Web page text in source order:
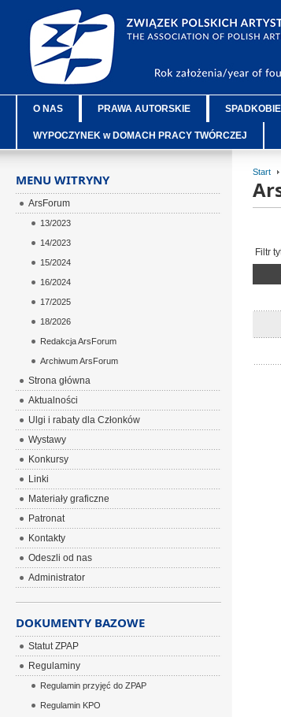
O NAS PRAWA AUTORSKIE
WYPOCZYNEK w DOMACH PRACY TWÓRCZEJ
Start
Filtr
MENU WITRYNY
ArsForum
13/2023
14/2023
15/2024
16/2024
17/2025
18/2026
Redakcja ArsForum
Archiwum ArsForum
Strona główna
Aktualności
Ulgi i rabaty dla Członków
Wystawy
Konkursy
Linki
Materiały graficzne
Patronat
Kontakty
Odeszli od nas
Administrator
DOKUMENTY BAZOWE
Statut ZPAP
Regulaminy
Regulamin przyjęć do ZPAP
Regulamin KPO